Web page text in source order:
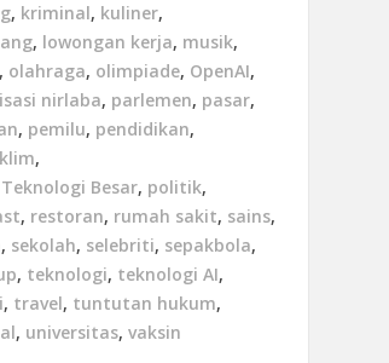
, kriminal, kuliner,
, lowongan kerja, musik,
, olahraga, olimpiade, OpenAI,
nirlaba, parlemen, pasar,
, pemilu, pendidikan,
,
Besar, politik,
, restoran, rumah sakit, sains,
, sekolah, selebriti, sepakbola,
, teknologi, teknologi AI,
, travel, tuntutan hukum,
, universitas, vaksin